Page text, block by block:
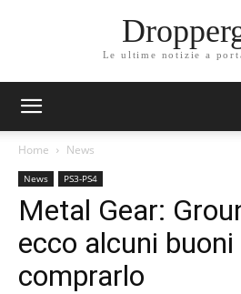
Le ultime notizie a
Home News
News PS3-PS4
Metal Gear:
ecco alcuni
comprarlo